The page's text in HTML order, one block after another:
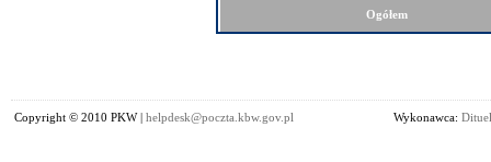
Ogółem
Copyright © 2010 PKW | helpdesk@poczta.kbw.gov.pl Wykonawca: